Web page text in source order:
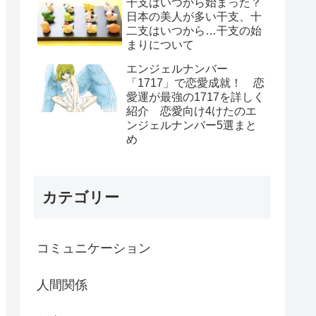
日本の美人が多い干支、十
二支はいつから…干支の始
まりについて
エンジェルナンバー
「1717」で恋愛成就！ 恋
愛運が最強の1717を詳しく
紹介 恋愛向け4けたのエ
ンジェルナンバー5選まと
め
カテゴリー
コミュニケーション
人間関係